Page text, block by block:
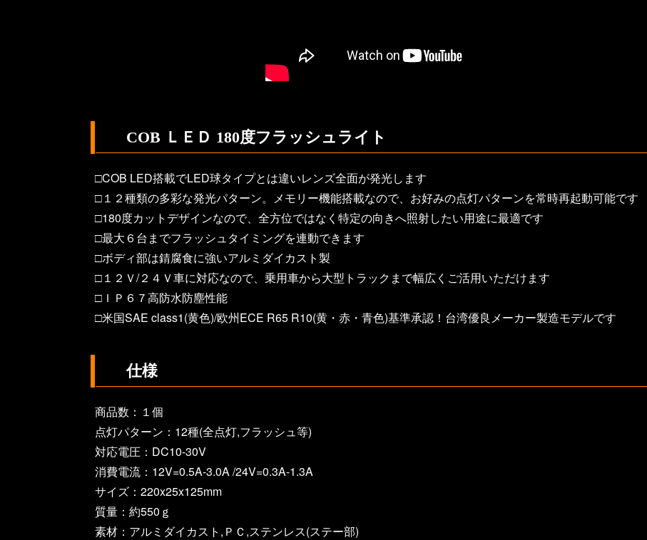
COB ＬＥＤ 180度フラッシュライト
□COB LED搭載でLED球タイプとは違いレンズ全面が発光します
□１２種類の多彩な発光パターン。メモリー機能搭載なので、お好みの点灯パターンを常時再起動可能です
□180度カットデザインなので、全方位ではなく特定の向きへ照射したい用途に最適です
□最大６台までフラッシュタイミングを連動できます
□ボディ部は錆腐食に強いアルミダイカスト製
□１２Ｖ/２４Ｖ車に対応なので、乗用車から大型トラックまで幅広くご活用いただけます
□ＩＰ６７高防水防塵性能
□米国SAE class1(黄色)/欧州ECE R65 R10(黄・赤・青色)基準承認！台湾優良メーカー製造モデルです
仕様
商品数：１個
点灯パターン：12種(全点灯,フラッシュ等)
対応電圧：DC10-30V
消費電流：12V=0.5A-3.0A /24V=0.3A-1.3A
サイズ：220x25x125mm
質量：約550ｇ
素材：アルミダイカスト,ＰＣ,ステンレス(ステー部)